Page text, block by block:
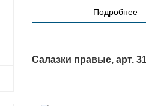
Подробнее
Салазки правые, арт.